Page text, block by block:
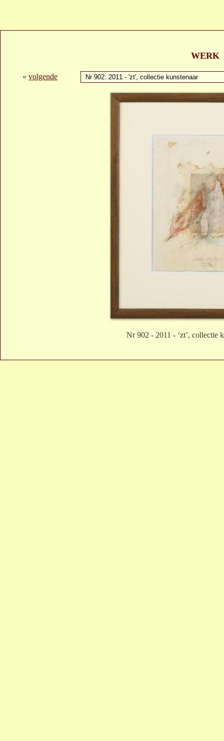
WERK
« volgende
Nr 902 - 2011 - ‘zt’, collectie